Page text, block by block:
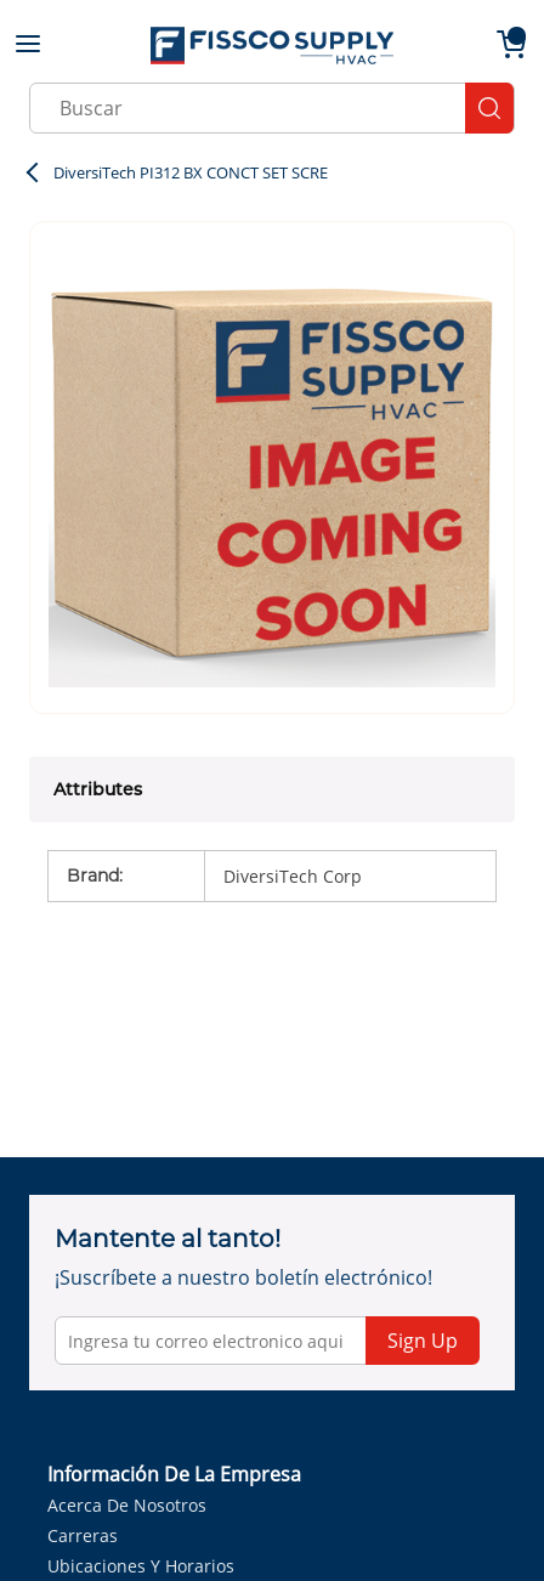
Skip to main content
Site Search
DiversiTech PI312 BX CONCT SET SCRE
Attributes
Brand: DiversiTech Corp
Mantente al tanto!
¡Suscríbete a nuestro boletín electrónico!
Sign Up
Información De La Empresa
Acerca De Nosotros
Carreras
Ubicaciones Y Horarios